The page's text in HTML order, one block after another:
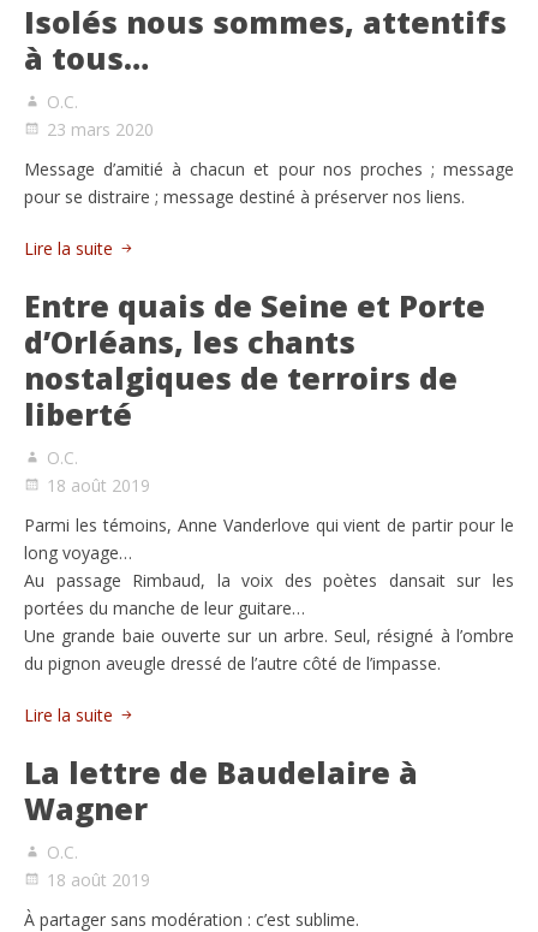
Isolés nous sommes, attentifs
à tous…
O.C.
23 mars 2020
Message d’amitié à chacun et pour nos proches ; message
pour se distraire ; message destiné à préserver nos liens.
Lire la suite
Entre quais de Seine et Porte
d’Orléans, les chants
nostalgiques de terroirs de
liberté
O.C.
18 août 2019
Parmi les témoins, Anne Vanderlove qui vient de partir pour le
long voyage…
Au passage Rimbaud, la voix des poètes dansait sur les
portées du manche de leur guitare…
Une grande baie ouverte sur un arbre. Seul, résigné à l’ombre
du pignon aveugle dressé de l’autre côté de l’impasse.
Lire la suite
La lettre de Baudelaire à
Wagner
O.C.
18 août 2019
À partager sans modération : c’est sublime.